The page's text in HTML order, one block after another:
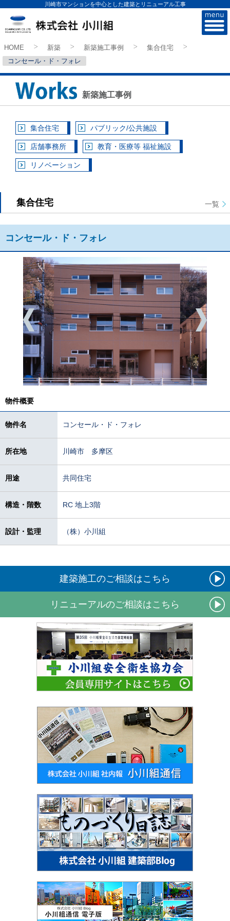
川崎市マンションを中心とした建築とリニューアル工事
HOME >新築 >新築施工事例 >
集合住宅
コンセール・ド・フォレ
新築施工事例
集合住宅 パブリック/公共施設
店舗事務所 教育・医療等 福祉施設
リノベーション
集合住宅 一覧
コンセール・ド・フォレ
物件概要
物件名 コンセール・ド・フォレ
所在地 川崎市 多摩区
用途 共同住宅
構造・階数 RC 地上3階
設計・監理 （株）小川組
建築施工のご相談はこちら
リニューアルのご相談はこちら